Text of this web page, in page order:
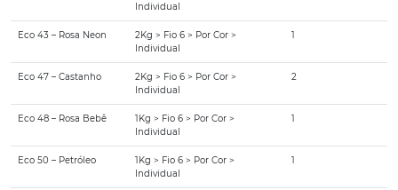
Individual
Eco 43 – Rosa Neon
2Kg > Fio 6 > Por Cor >
Individual
1
Eco 47 – Castanho
2Kg > Fio 6 > Por Cor >
Individual
2
Eco 48 – Rosa Bebê
1Kg > Fio 6 > Por Cor >
Individual
1
Eco 50 – Petróleo
1Kg > Fio 6 > Por Cor >
Individual
1